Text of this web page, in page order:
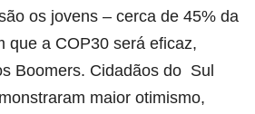
os jovens – cerca de 45% da
que a COP30 será eficaz,
Boomers. Cidadãos do Sul
maior otimismo,